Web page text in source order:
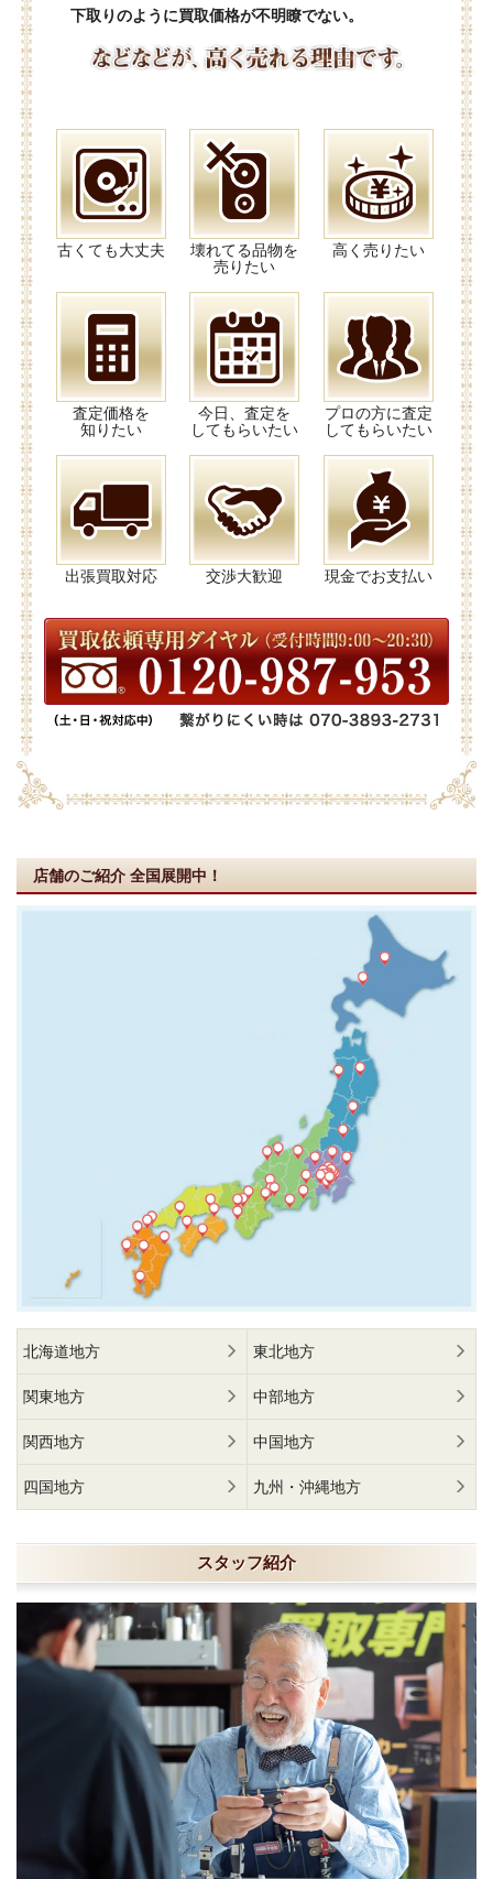
下取りのように買取価格が不明瞭でない。
古くても大丈夫
壊れてる品物を
売りたい
高く売りたい
査定価格を
知りたい
今日、査定を
してもらいたい
プロの方に査定
してもらいたい
出張買取対応 交渉大歓迎 現金でお支払い
店舗のご紹介 全国展開中！
北海道地方 東北地方
関東地方 中部地方
関西地方 中国地方
四国地方 九州・沖縄地方
スタッフ紹介